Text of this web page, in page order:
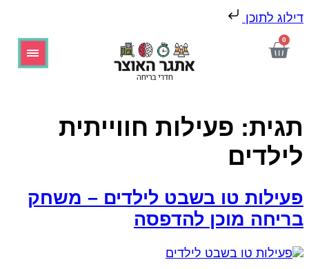
לתוכן
פעילות חווייתית
טו בשבט לילדים – משחק
מוכן להדפסה